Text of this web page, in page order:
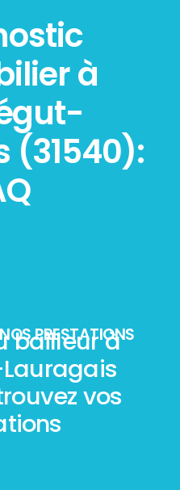
à
(31540):
PRESTATIONS
bailleur à
vos